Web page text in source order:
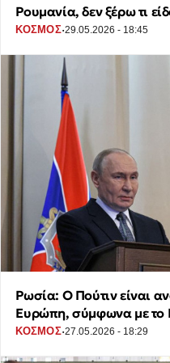
Ρουμανία, δεν ξέρω τι
ΚΟΣΜΟΣ·29.05.2026 - 18:45
Ρωσία: Ο Πούτιν είναι
Ευρώπη, σύμφωνα με το
ΚΟΣΜΟΣ·27.05.2026 - 18:29